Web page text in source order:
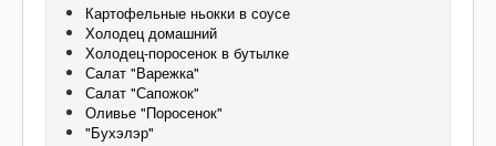
Картофельные ньокки в соусе
Холодец домашний
Холодец-поросенок в бутылке
Салат "Варежка"
Салат "Сапожок"
Оливье "Поросенок"
"Бухэлэр"